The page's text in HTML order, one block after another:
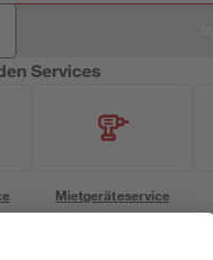
Services
Mietgeräteservice